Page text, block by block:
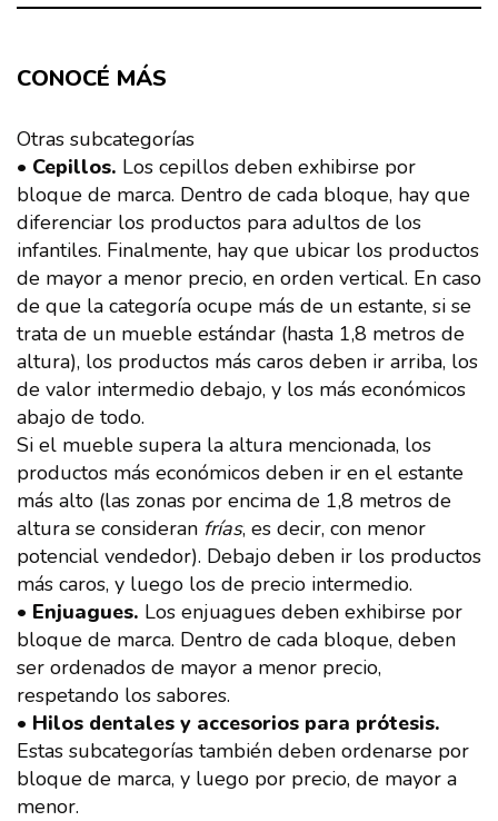
CONOCÉ MÁS
Otras subcategorías
• Cepillos. Los cepillos deben exhibirse por
bloque de marca. Dentro de cada bloque, hay que
diferenciar los productos para adultos de los
infantiles. Finalmente, hay que ubicar los productos
de mayor a menor precio, en orden vertical. En caso
de que la categoría ocupe más de un estante, si se
trata de un mueble estándar (hasta 1,8 metros de
altura), los productos más caros deben ir arriba, los
de valor intermedio debajo, y los más económicos
abajo de todo.
Si el mueble supera la altura mencionada, los
productos más económicos deben ir en el estante
más alto (las zonas por encima de 1,8 metros de
altura se consideran frías, es decir, con menor
potencial vendedor). Debajo deben ir los productos
más caros, y luego los de precio intermedio.
• Enjuagues. Los enjuagues deben exhibirse por
bloque de marca. Dentro de cada bloque, deben
ser ordenados de mayor a menor precio,
respetando los sabores.
• Hilos dentales y accesorios para prótesis.
Estas subcategorías también deben ordenarse por
bloque de marca, y luego por precio, de mayor a
menor.